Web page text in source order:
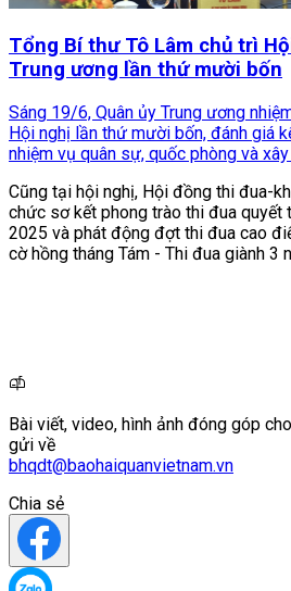
Tổng Bí thư Tô Lâm chủ trì
Trung ương lần thứ mười bốn
Sáng 19/6, Quân ủy Trung ương
Hội nghị lần thứ mười bốn, đánh giá
nhiệm vụ quân sự, quốc phòng và xây
Cũng tại hội nghị, Hội đồng thi đua-
chức sơ kết phong trào thi đua quyết
2025 và phát động đợt thi đua cao
cờ hồng tháng Tám - Thi đua giành 3
Tin,
Bài viết, video, hình ảnh đóng góp
gửi về
bhqdt@baohaiquanvietnam.vn
Chia sẻ